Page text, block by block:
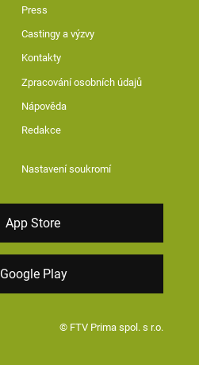
Press
Castingy a výzvy
Kontakty
Zpracování osobních údajů
Nápověda
Redakce
Nastavení soukromí
App Store
Google Play
© FTV Prima spol. s r.o.